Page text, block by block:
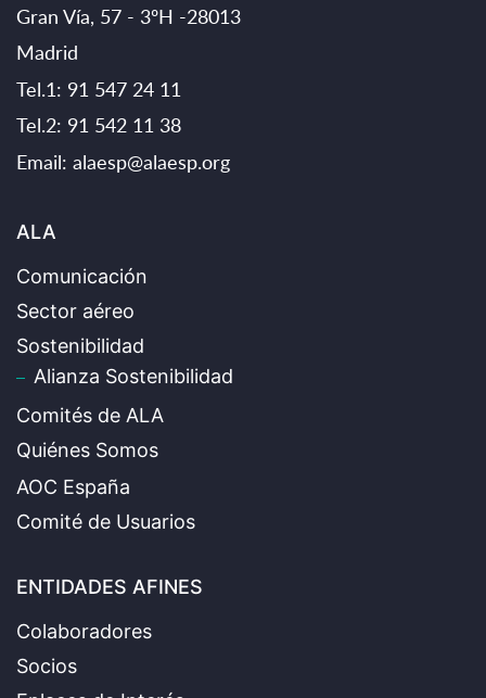
Gran Vía, 57 - 3ºH -28013
Madrid
Tel.1: 91 547 24 11
Tel.2: 91 542 11 38
Email: alaesp@alaesp.org
ALA
Comunicación
Sector aéreo
Sostenibilidad
Alianza Sostenibilidad
Comités de ALA
Quiénes Somos
AOC España
Comité de Usuarios
ENTIDADES AFINES
Colaboradores
Socios